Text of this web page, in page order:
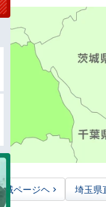
域ページヘ 埼玉県